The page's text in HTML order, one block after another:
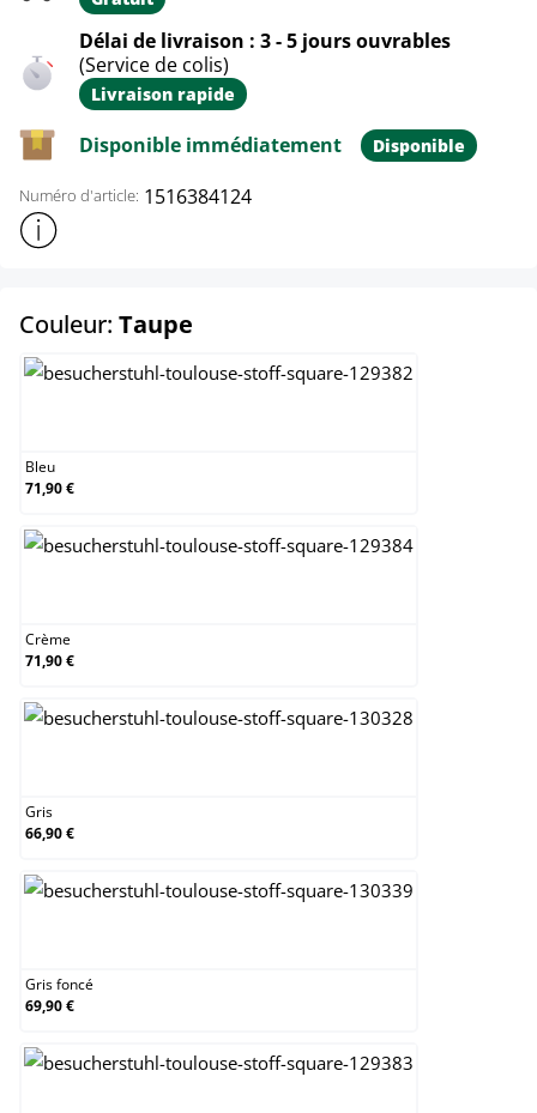
Délai de livraison : 3 - 5 jours ouvrables
(Service de colis)
Livraison rapide
Disponible immédiatement Disponible
Numéro d'article: 1516384124
Afficher plus d'informations sur le produit
Couleur: Taupe
Bleu
71,90 €
Crème
71,90 €
Gris
66,90 €
Gris foncé
69,90 €